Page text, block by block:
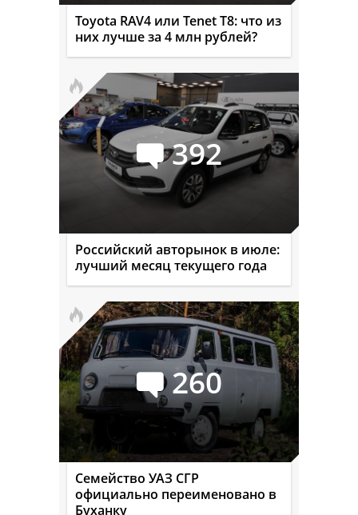
Toyota RAV4 или Tenet T8: что из
них лучше за 4 млн рублей?
392
Российский авторынок в июле:
лучший месяц текущего года
260
Семейство УАЗ СГР
официально переименовано в
Буханку